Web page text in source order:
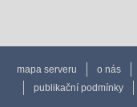
mapa serveru o nás
publikační podmínky